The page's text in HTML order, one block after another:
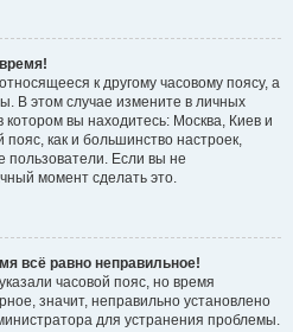
к другому часовому поясу, а
В этом случае измените в личных
котором вы находитесь: Москва, Киев и
пояс, как и большинство настроек,
пользователи. Если вы не
момент сделать это.
всё равно неправильное!
часовой пояс, но время
значит, неправильно установлено
для устранения проблемы.